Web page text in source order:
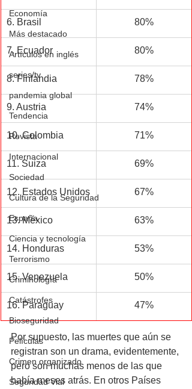
Economía
Más destacado
Artículos en inglés
series/tv
pandemia global
Tendencia
Revista
Internacional
Sociedad
Cultura de la Seguridad
España
Ciencia y tecnología
Terrorismo
Criminología
Catástrofes
Bioseguridad
Películas
Crimen organizado
Seguridad Vial
6. Brasil 80%
7. Ecuador 80%
8. Finlandia 78%
9. Austria 74%
10. Colombia 71%
11. Suiza 69%
12. Estados Unidos 67%
13. México 63%
14. Honduras 53%
15. Venezuela 50%
16. Paraguay 47%
Por supuesto, las muertes que aún se
registran son un drama, evidentemente,
pero son muchas menos de las que
había meses atrás. En otros Países